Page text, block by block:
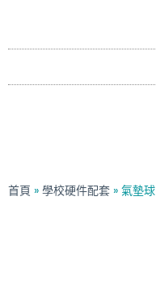
首頁 » 學校硬件配套 » 氣墊球